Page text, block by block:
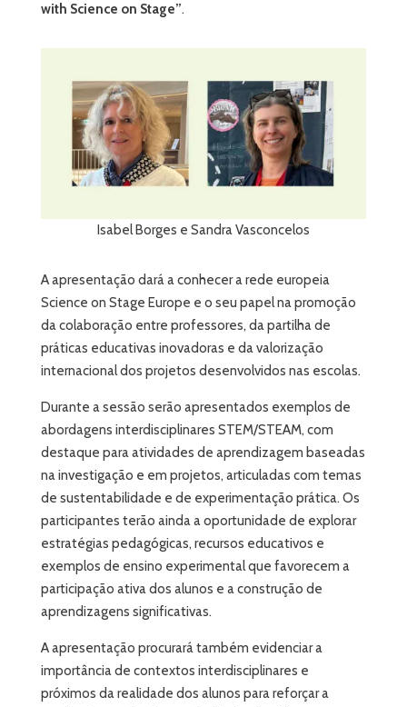
with Science on Stage”.
Isabel Borges e Sandra Vasconcelos
A apresentação dará a conhecer a rede europeia
Science on Stage Europe e o seu papel na promoção
da colaboração entre professores, da partilha de
práticas educativas inovadoras e da valorização
internacional dos projetos desenvolvidos nas escolas.
Durante a sessão serão apresentados exemplos de
abordagens interdisciplinares STEM/STEAM, com
destaque para atividades de aprendizagem baseadas
na investigação e em projetos, articuladas com temas
de sustentabilidade e de experimentação prática. Os
participantes terão ainda a oportunidade de explorar
estratégias pedagógicas, recursos educativos e
exemplos de ensino experimental que favorecem a
participação ativa dos alunos e a construção de
aprendizagens significativas.
A apresentação procurará também evidenciar a
importância de contextos interdisciplinares e
próximos da realidade dos alunos para reforçar a